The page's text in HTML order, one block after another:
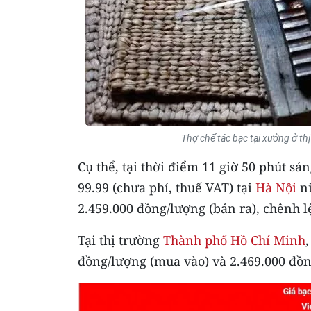
Thợ chế tác bạc tại xưởng ở
Cụ thể, tại thời điểm 11 giờ 50 phút
99.99 (chưa phí, thuế VAT) tại Hà Nội
2.459.000 đồng/lượng (bán ra), chênh
Tại thị trường Thành phố Hồ Chí Minh
đồng/lượng (mua vào) và 2.469.000